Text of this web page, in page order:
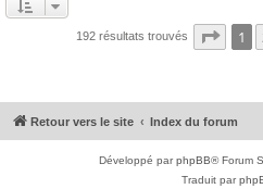
g
m
e
192 résultats trouvés Page
1
Retour vers le site Index du forum
Développé parphpBB® Forum
Traduit par